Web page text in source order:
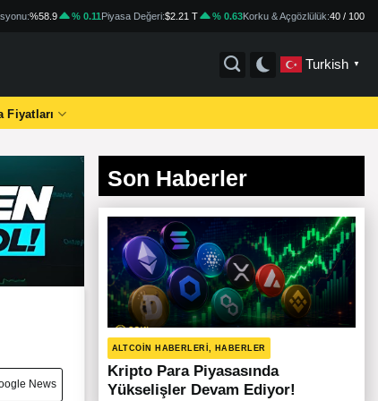
%58.9 % 0.11Piyasa Değeri:$2.21 T % 0.63Korku & Açgözlülük:40 / 100
Turkish ▼
Fiyatları
News
Son Haberler
ALTCOIN HABERLERI, HABERLER
Kripto Para Piyasasında
Yükselişler Devam Ediyor!